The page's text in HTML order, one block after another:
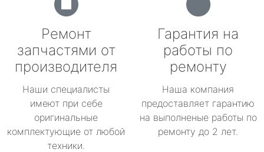
Ремонт
запчастями от
производителя
Наши специалисты
имеют при себе
оригинальные
комплектующие от любой
техники.
Гарантия на
работы по
ремонту
Наша компания
предоставляет гарантию
на выполненые работы по
ремонту до 2 лет.